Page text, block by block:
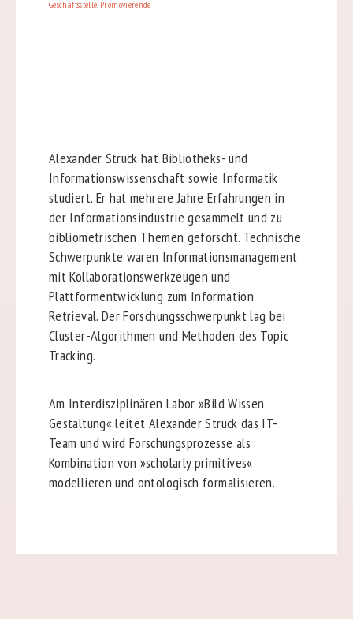
Geschäftsstelle, Promovierende
Alexander Struck hat Bibliotheks- und
Informationswissenschaft sowie Informatik
studiert. Er hat mehrere Jahre Erfahrungen in
der Informationsindustrie gesammelt und zu
bibliometrischen Themen geforscht. Technische
Schwerpunkte waren Informationsmanagement
mit Kollaborationswerkzeugen und
Plattformentwicklung zum Information
Retrieval. Der Forschungsschwerpunkt lag bei
Cluster-Algorithmen und Methoden des Topic
Tracking.
Am Interdisziplinären Labor »Bild Wissen
Gestaltung« leitet Alexander Struck das IT-
Team und wird Forschungsprozesse als
Kombination von »scholarly primitives«
modellieren und ontologisch formalisieren.